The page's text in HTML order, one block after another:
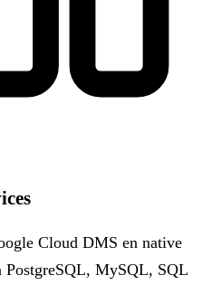
Cloud DMS en native
MySQL, SQL